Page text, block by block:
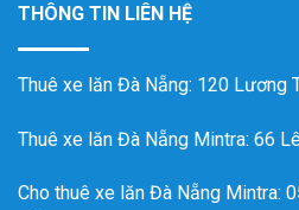
THÔNG TIN LIÊN HỆ
Thuê xe lăn Đà Nẵng: 120 Lương
Thuê xe lăn Đà Nẵng Mintra: 66
Cho thuê xe lăn Đà Nẵng Mintra: